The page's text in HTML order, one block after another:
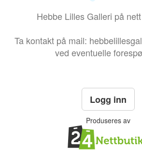
Hebbe Lilles Galleri på
Ta kontakt på mail:
ved eventuelle
Logg inn
Produseres av